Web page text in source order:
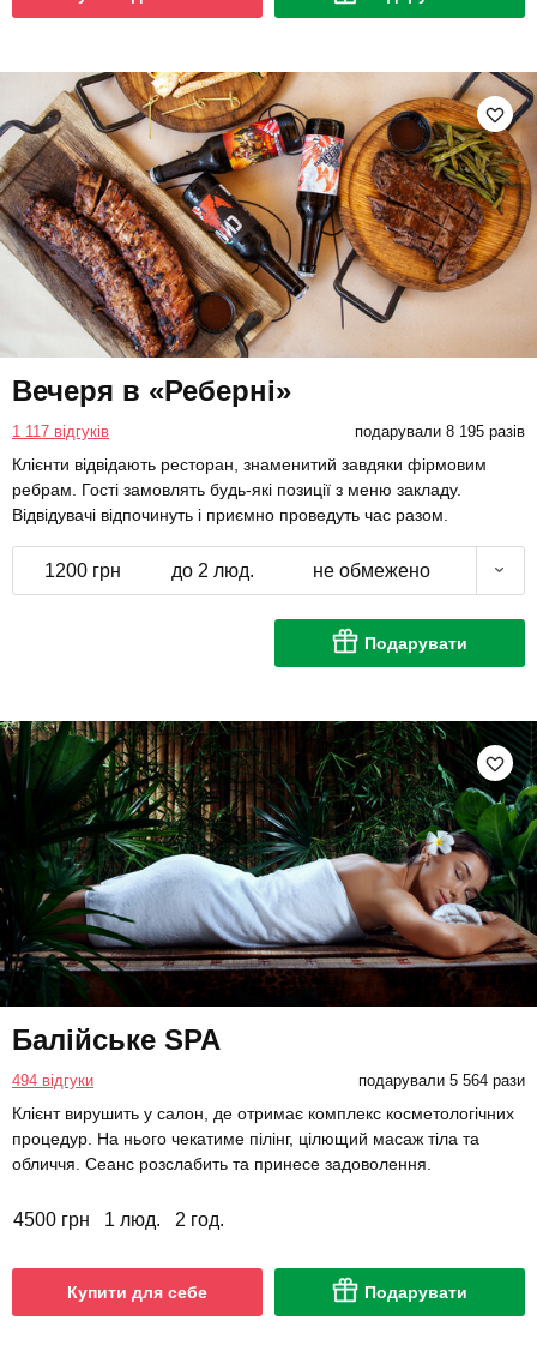
Вечеря в «Реберні»
1 117 відгуків подарували 8 195 разів
Клієнти відвідають ресторан, знаменитий завдяки фірмовим
ребрам. Гості замовлять будь-які позиції з меню закладу.
Відвідувачі відпочинуть і приємно проведуть час разом.
1200 грн до 2 люд. не обмежено
Подарувати
Балійське SPA
494 відгуки подарували 5 564 рази
Клієнт вирушить у салон, де отримає комплекс косметологічних
процедур. На нього чекатиме пілінг, цілющий масаж тіла та
обличчя. Сеанс розслабить та принесе задоволення.
4500 грн 1 люд. 2 год.
Купити для себе Подарувати